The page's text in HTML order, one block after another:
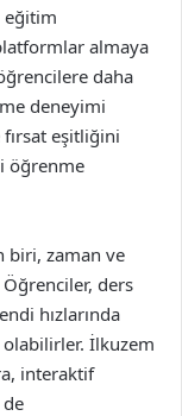
eğitim
almaya
daha
deneyimi
eşitliğini
öğrenme
biri, zaman ve
Öğrenciler, ders
hızlarında
olabilirler. İlkuzem
interaktif